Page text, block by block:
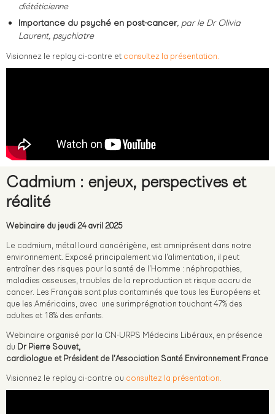
diététicienne
Importance du psyché en post-cancer, par le Dr Olivia
Laurent, psychiatre
Visionnez le replay ci-contre et consultez la présentation.
Cadmium : enjeux, perspectives et
réalité
Webinaire du jeudi 24 avril 2025
Le cadmium, métal lourd cancérigène, est omniprésent dans notre
environnement. Exposé principalement via l’alimentation, il peut
entraîner des risques pour la santé de l’Homme : néphropathies,
maladies osseuses, troubles de la reproduction et risque accru de
cancer. Les Français sont plus contaminés que tous les Européens et
que les Américains, avec une surimprégnation touchant 47% des
adultes et 18% des enfants.
Webinaire organisé par la CN-URPS Médecins Libéraux, en présence
du Dr Pierre Souvet,
cardiologue et Président de l’Association Santé Environnement France
Visionnez le replay ci-contre ou consultez la présentation.